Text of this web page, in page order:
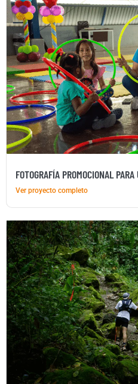
FOTOGRAFÍA PROMOCIONAL
Ver proyecto completo